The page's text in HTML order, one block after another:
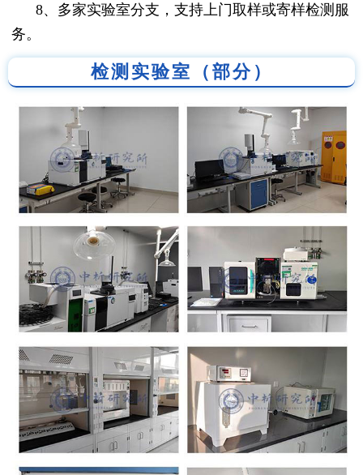
8、多家实验室分支，支持上门取样或寄样检测服
务。
检测实验室（部分）